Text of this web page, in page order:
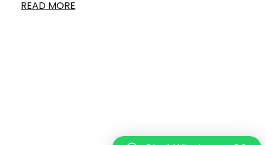
READ MORE